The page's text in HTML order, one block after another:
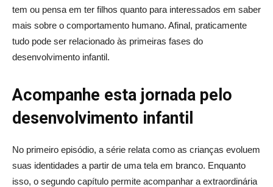
tem ou pensa em ter filhos quanto para interessados em saber
mais sobre o comportamento humano. Afinal, praticamente
tudo pode ser relacionado às primeiras fases do
desenvolvimento infantil.
Acompanhe esta jornada pelo
desenvolvimento infantil
No primeiro episódio, a série relata como as crianças evoluem
suas identidades a partir de uma tela em branco. Enquanto
isso, o segundo capítulo permite acompanhar a extraordinária